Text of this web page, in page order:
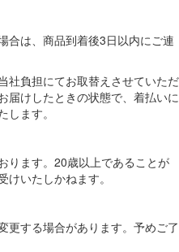
合は、商品到着後3日以内にご連
社負担にてお取替えさせていただ
届けしたときの状態で、着払いに
ます。
ります。20歳以上であることが
いたしかねます。
更する場合があります。予めご了